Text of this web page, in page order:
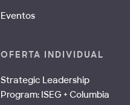
Eventos
OFERTA INDIVIDUAL
Strategic Leadership
Program: ISEG + Columbia